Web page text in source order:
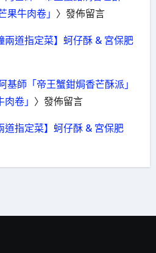
果牛肉卷」 〉發佈留言
兩道指定菜】蚵仔酥 & 宮保肥
基師「帝王蟹鉗焗香芒酥派」
卷」 〉發佈留言
道指定菜】蚵仔酥 & 宮保肥